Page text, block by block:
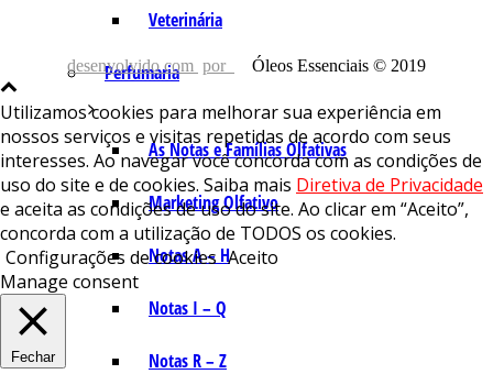
Veterinária
Perfumaria
As Notas e Famílias Olfativas
Marketing Olfativo
Notas A – H
Notas I – Q
Notas R – Z
desenvolvido com por Óleos Essenciais © 2019
Utilizamos cookies para melhorar sua experiência em
nossos serviços e visitas repetidas de acordo com seus
interesses. Ao navegar você concorda com as condições de
uso do site e de cookies. Saiba mais Diretiva de Privacidade
e aceita as condições de uso do site. Ao clicar em “Aceito”,
concorda com a utilização de TODOS os cookies.
Configurações de cookies Aceito
Manage consent
Fechar